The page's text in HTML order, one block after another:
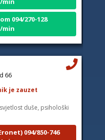
094/270-128
min
duše, psihološki
094/850-746
min